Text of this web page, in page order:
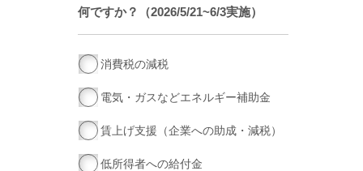
何ですか？（2026/5/21~6/3実施）
消費税の減税
電気・ガスなどエネルギー補助金
賃上げ支援（企業への助成・減税）
低所得者への給付金